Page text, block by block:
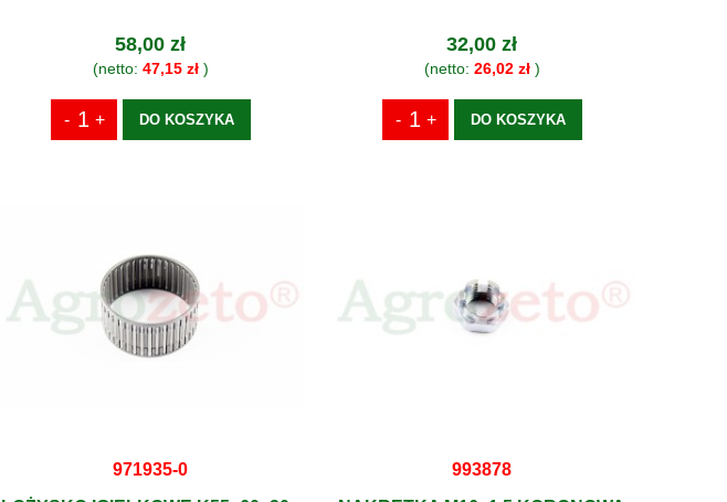
58,00 zł
(netto: 47,15 zł)
DO KOSZYKA
32,00 zł
(netto: 26,02 zł)
DO KOSZYKA
971935-0
993878